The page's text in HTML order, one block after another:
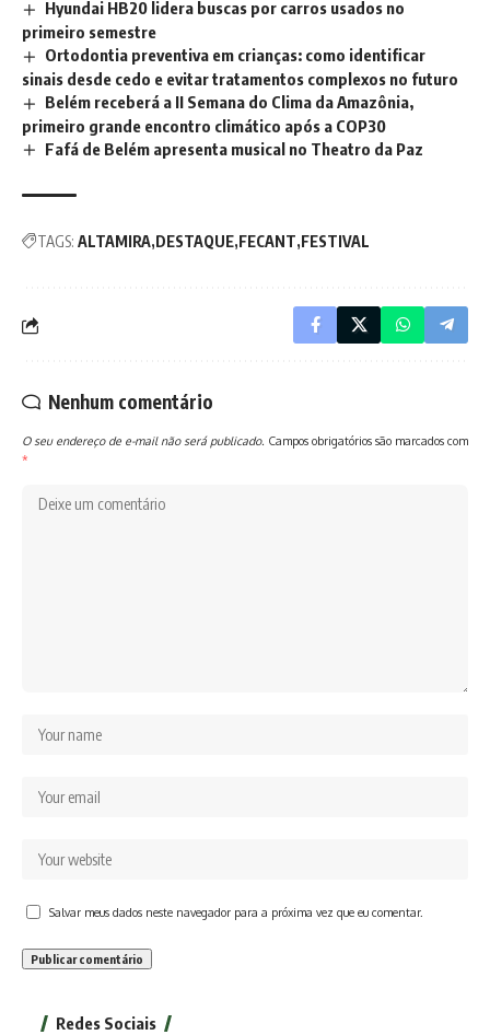
Hyundai HB20 lidera buscas por carros usados no
primeiro semestre
Ortodontia preventiva em crianças: como identificar
sinais desde cedo e evitar tratamentos complexos no futuro
Belém receberá a II Semana do Clima da Amazônia,
primeiro grande encontro climático após a COP30
Fafá de Belém apresenta musical no Theatro da Paz
TAGS: ALTAMIRA DESTAQUE FECANT FESTIVAL
Nenhum comentário
O seu endereço de e-mail não será publicado. Campos obrigatórios são marcados com
*
Salvar meus dados neste navegador para a próxima vez que eu comentar.
Redes Sociais